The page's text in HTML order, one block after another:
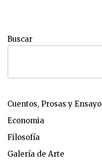
Buscar
Cuentos, Prosas y Ensayo
Economia
Filosofía
Galería de Arte